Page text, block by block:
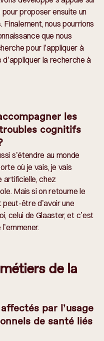
proposer ensuite un
nous pourrions
que nous
pour l’appliquer à
la recherche à
les
cognitifs
s’étendre au monde
où je vais, je vais
artificielle, chez
Mais si on retourne le
être d’avoir une
celui de Glaaster, et c’est
de la
par l’usage
de santé liés